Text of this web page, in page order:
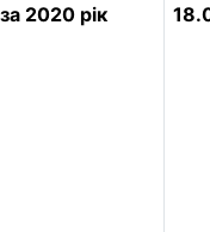
2020 рік